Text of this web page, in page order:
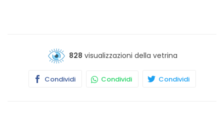
828 visualizzazioni della vetrina
Condividi Condividi Condividi